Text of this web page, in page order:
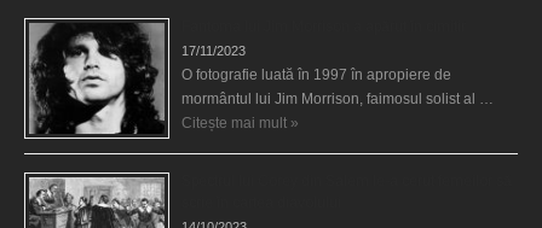
17/11/2023
O fotografie luată în 1997 în apropiere de
mormântul lui Jim Morrison, faimosul solist al …
Citește mai mult »